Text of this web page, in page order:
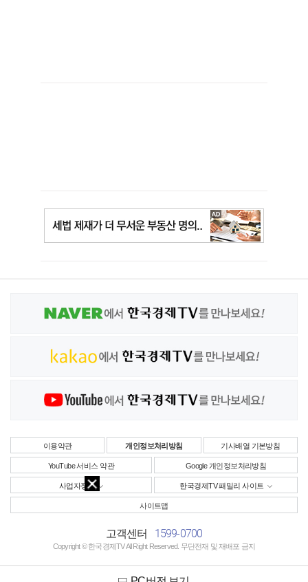
이용약관 개인정보처리방침 기사배열 기본방침
YouTube 서비스 약관 Google 개인정보처리방침
사업자정보 한국경제TV 패밀리 사이트
사이트맵
고객센터 1599-0700
Copyright © 한국경제TV All Right Reserved. 무단전재 및 재배포 금지